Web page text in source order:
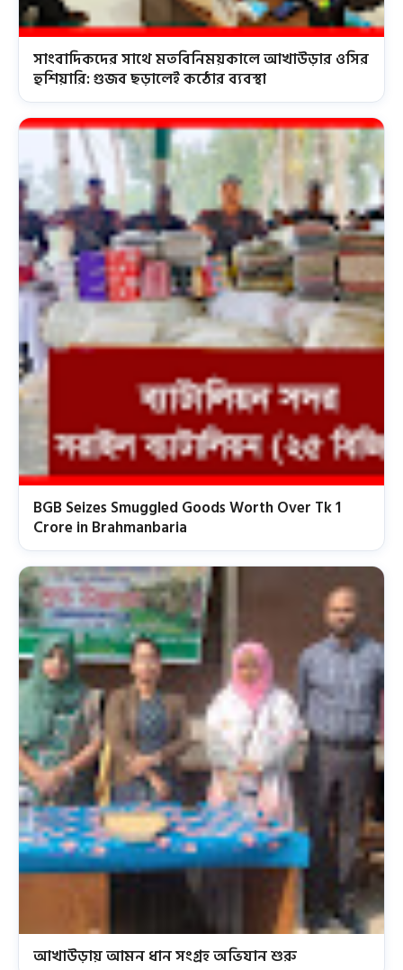
সাংবাদিকদের সাথে মতবিনিময়কালে আখাউড়ার ওসির
হুশিয়ারি: গুজব ছড়ালেই কঠোর ব্যবস্থা
BGB Seizes Smuggled Goods Worth Over Tk 1
Crore in Brahmanbaria
আখাউড়ায় আমন ধান সংগ্রহ অভিযান শুরু